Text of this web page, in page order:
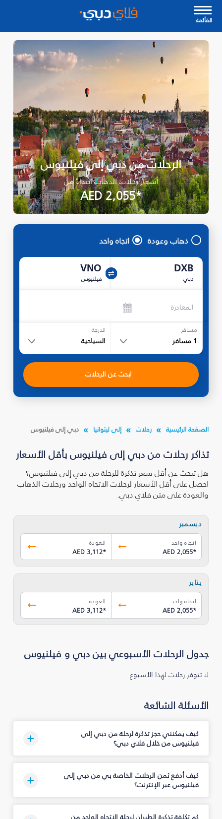
القأئمة
الرحلات من دبي إلى فيلنيوس
أسعار رحلات الذهاب ابتداءً من
*AED 2,055
ذهاب وعودة اتجاه واحد
DXB
دبي
VNO
فيلنيوس
المغادرة
مسافر
1 مسافر
الدرجة
السياحية
ابحث عن الرحلات
الصفحة الرئيسية رحلات إلى ليتوانيا دبي إلى فيلنيوس
تذاكر رحلات من دبي إلى فيلنيوس بأقل الأسعار
هل تبحث عن أقل سعر تذكرة للرحلة من دبي إلى فيلنيوس؟
احصل على أقل الأسعار لرحلات الاتجاه الواحد ورحلات الذهاب
والعودة على متن فلاي دبي.
ديسمبر
اتجاه واحد
AED 2,055*
العودة
AED 3,112*
يناير
اتجاه واحد
AED 2,055*
العودة
AED 3,112*
جدول الرحلات الأسبوعي بين دبي و فيلنيوس
لا تتوفر رحلات لهذا الأسبوع
الأسئلة الشائعة
كيف يمكنني حجز تذكرة لرحلة من دبي إلى
فيلنيوس من خلال فلاي دبي؟
كيف أدفع ثمن الرحلات الخاصة بي من دبي إلى
فيلنيوس عبر الإنترنت؟